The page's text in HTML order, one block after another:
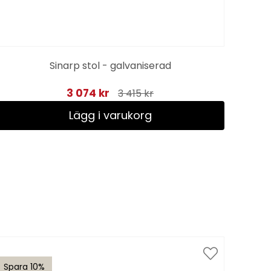
Sinarp stol - galvaniserad
3 074 kr 3 415 kr
Lägg i varukorg
Spara 10%